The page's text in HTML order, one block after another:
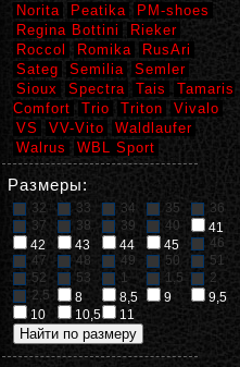
Norita
Peatika
PM-shoes
Regina Bottini
Rieker
Roccol
Romika
RusAri
Sateg
Semilia
Semler
Sioux
Spectra Tais
Tamaris
Comfort
Trio Triton
Vivalo
VS
VV-Vito
Waldlaufer
Walrus
WBL Sport
Размеры:
32 33 34 35
36
37
38 39 40
41
42
43 44 45
46
47
48 49 50
51
52
53 1 1,5
2
2,5
8 8,5 9
9,5
10
10,5 11